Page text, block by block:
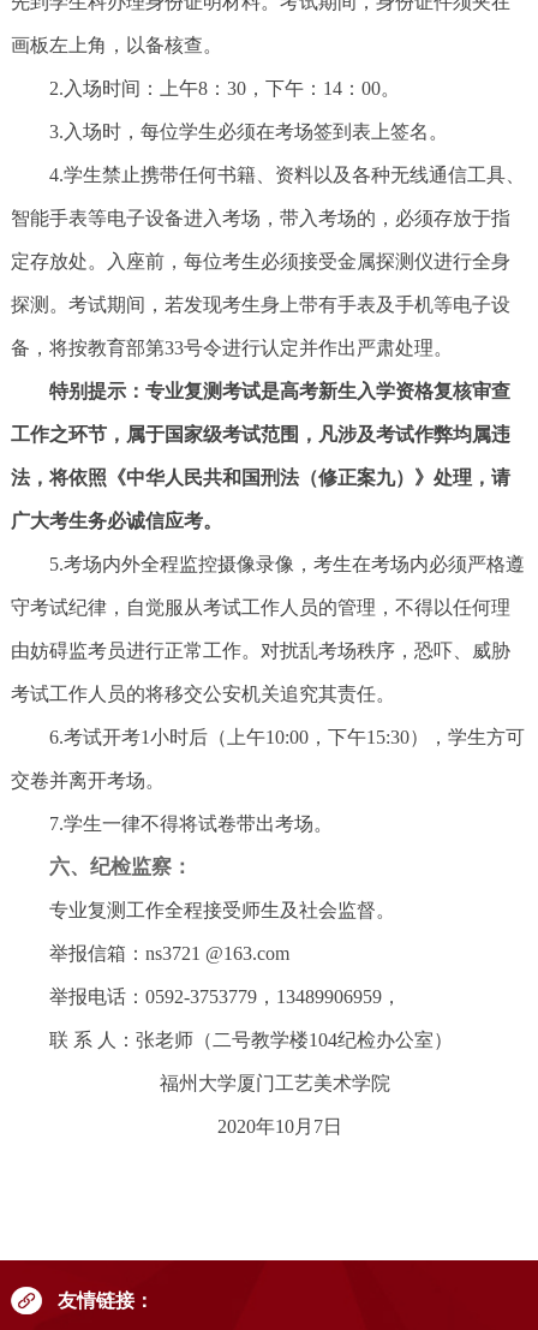
画板左上角，以备核查。
2.入场时间：上午8：30，下午：14：00。
3.入场时，每位学生必须在考场签到表上签名。
4.学生禁止携带任何书籍、资料以及各种无线通信工具、
智能手表等电子设备进入考场，带入考场的，必须存放于指
定存放处。入座前，每位考生必须接受金属探测仪进行全身
探测。考试期间，若发现考生身上带有手表及手机等电子设
备，将按教育部第33号令进行认定并作出严肃处理。
特别提示：专业复测考试是高考新生入学资格复核审查
工作之环节，属于国家级考试范围，凡涉及考试作弊均属违
法，将依照《中华人民共和国刑法（修正案九）》处理，请
广大考生务必诚信应考。
5.考场内外全程监控摄像录像，考生在考场内必须严格遵
守考试纪律，自觉服从考试工作人员的管理，不得以任何理
由妨碍监考员进行正常工作。对扰乱考场秩序，恐吓、威胁
考试工作人员的将移交公安机关追究其责任。
6.考试开考1小时后（上午10:00，下午15:30），学生方可
交卷并离开考场。
7.学生一律不得将试卷带出考场。
六、纪检监察：
专业复测工作全程接受师生及社会监督。
举报信箱：ns3721 @163.com
举报电话：0592-3753779，13489906959，
联 系 人：张老师（二号教学楼104纪检办公室）
福州大学厦门工艺美术学院
2020年10月7日
友情链接：